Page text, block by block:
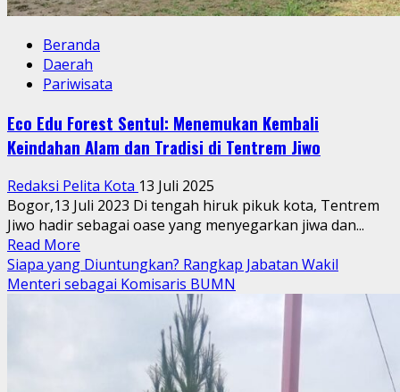
yang
di
selenggarakan
di
Hotel
Aryaduta.
Beranda
Daerah
Pariwisata
Eco Edu Forest Sentul: Menemukan Kembali
Keindahan Alam dan Tradisi di Tentrem Jiwo
Redaksi Pelita Kota 13 Juli 2025
Bogor,13 Juli 2023 Di tengah hiruk pikuk kota, Tentrem
Jiwo hadir sebagai oase yang menyegarkan jiwa dan...
Read More
more
about
Menemukan
Siapa yang Diuntungkan? Rangkap Jabatan Wakil
Menteri sebagai Komisaris BUMN